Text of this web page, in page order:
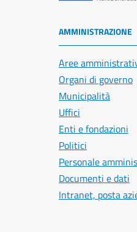
AMMINISTRAZIONE
Aree
Organi di governo
Municipalità
Uffici
Enti e fondazioni
Politici
Personale
Documenti e dati
Intranet, posta